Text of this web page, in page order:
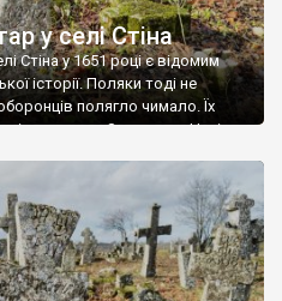
у селі Стіна
Стіна у 1651 році є відомим
історії. Поляки тоді не
полягло чимало. Їх
називався Замковим. Нині на
є такі, де епітафії стер […]